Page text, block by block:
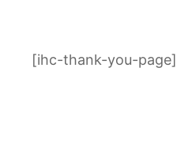
[ihc-thank-you-page]